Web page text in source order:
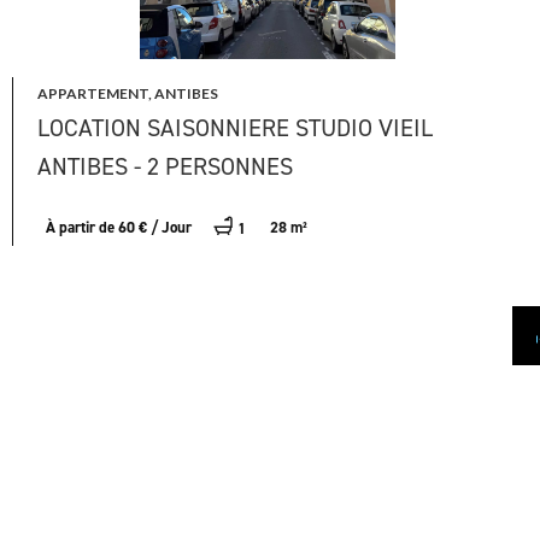
APPARTEMENT, ANTIBES
LOCATION SAISONNIERE STUDIO VIEIL
ANTIBES - 2 PERSONNES
À partir de 60 € / Jour 1 28 m²